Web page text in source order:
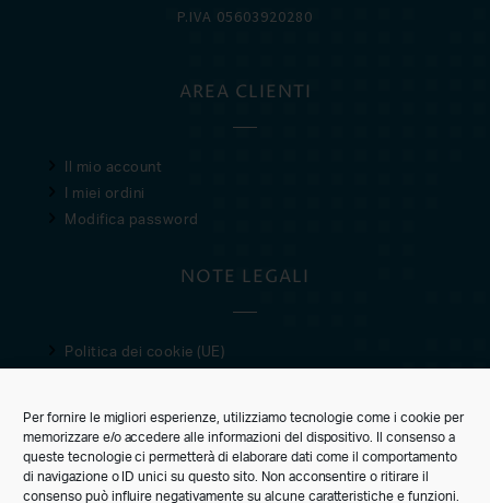
Per fornire le migliori esperienze, utilizziamo tecnologie come i cookie per
memorizzare e/o accedere alle informazioni del dispositivo. Il consenso a
queste tecnologie ci permetterà di elaborare dati come il comportamento
di navigazione o ID unici su questo sito. Non acconsentire o ritirare il
consenso può influire negativamente su alcune caratteristiche e funzioni.
P.IVA 05603920280
AREA CLIENTI
Il mio account
I miei ordini
Modifica password
NOTE LEGALI
Politica dei cookie (UE)
CUSTOMER CARE